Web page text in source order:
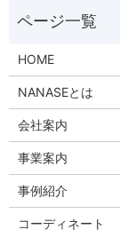
HOME
NANASEとは
会社案内
事業案内
事例紹介
コーディネート